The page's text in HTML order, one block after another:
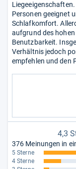
Personen geeignet
Schlafkomfort.
aufgrund des
Benutzbarkeit.
Verhältnis jedoch
empfehlen und den
4,3
376 Meinungen in
5 Sterne
4 Sterne